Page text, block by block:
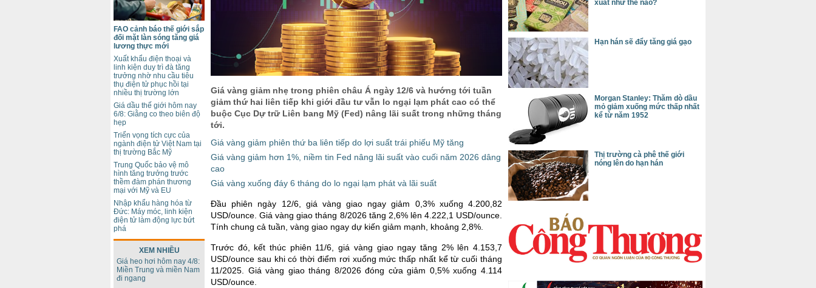
Giá vàng giảm nhẹ trong phiên châu Á ngày 12/6 và hướng tới tuần
giảm thứ hai liên tiếp khi giới đầu tư vẫn lo ngại lạm phát cao có thể
buộc Cục Dự trữ Liên bang Mỹ (Fed) nâng lãi suất trong những tháng
tới.
Giá vàng giảm phiên thứ ba liên tiếp do lợi suất trái phiếu Mỹ tăng
Giá vàng giảm hơn 1%, niềm tin Fed nâng lãi suất vào cuối năm 2026 dâng
cao
Giá vàng xuống đáy 6 tháng do lo ngại lạm phát và lãi suất
Đầu phiên ngày 12/6, giá vàng giao ngay giảm 0,3% xuống 4.200,82
USD/ounce. Giá vàng giao tháng 8/2026 tăng 2,6% lên 4.222,1 USD/ounce.
Tính chung cả tuần, vàng giao ngay dự kiến giảm mạnh, khoảng 2,8%.
Trước đó, kết thúc phiên 11/6, giá vàng giao ngay tăng 2% lên 4.153,7
USD/ounce sau khi có thời điểm rơi xuống mức thấp nhất kể từ cuối tháng
11/2025. Giá vàng giao tháng 8/2026 đóng cửa giảm 0,5% xuống 4.114
USD/ounce.
FAO cảnh báo thế giới sắp
đối mặt làn sóng tăng giá
lương thực mới
Xuất khẩu điện thoại và
linh kiện duy trì đà tăng
trưởng nhờ nhu cầu tiêu
thụ điện tử phục hồi tại
nhiều thị trường lớn
Giá dầu thế giới hôm nay
6/8: Giằng co theo biên độ
hẹp
Triển vọng tích cực của
ngành điện tử Việt Nam tại
thị trường Bắc Mỹ
Trung Quốc bảo vệ mô
hình tăng trưởng trước
thềm đàm phán thương
mại với Mỹ và EU
Nhập khẩu hàng hóa từ
Đức: Máy móc, linh kiện
điện tử làm động lực bứt
phá
XEM NHIỀU
Giá heo hơi hôm nay 4/8:
Miền Trung và miền Nam
đi ngang
xuất như thế nào?
Hạn hán sẽ đẩy tăng giá gạo
Morgan Stanley: Thăm dò dầu
mỏ giảm xuống mức thấp nhất
kể từ năm 1952
Thị trường cà phê thế giới
nóng lên do hạn hán